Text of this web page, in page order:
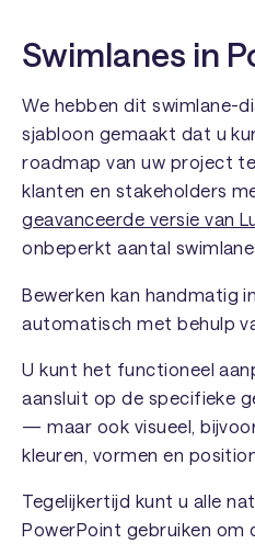
Swimlanes in
We hebben dit swimlane-
sjabloon gemaakt dat u
roadmap van uw project
klanten en stakeholders
geavanceerde versie van
onbeperkt aantal
Bewerken kan handmatig
automatisch met behulp
U kunt het functioneel
aansluit op de specifieke
— maar ook visueel,
kleuren, vormen en
Tegelijkertijd kunt u alle
PowerPoint gebruiken om